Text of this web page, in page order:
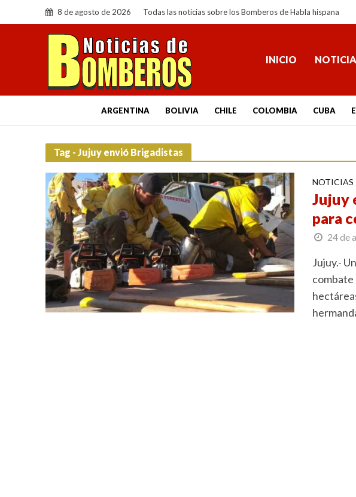
8 de agosto de 2026 Todas las noticias sobre los Bomberos de Habla hispana
INICIO
ARGENTINA BOLIVIA CHILE COLOMBIA CUBA
Tag - Jujuy envió Brigadistas
NOTICIAS
Jujuy
para
24 de
Jujuy.-
combate